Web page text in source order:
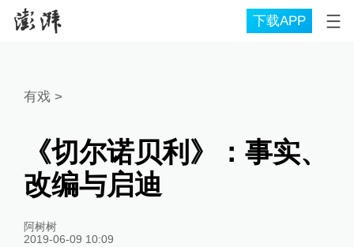
下载APP
有戏 >
《切尔诺贝利》：事实、
改编与启迪
阿树树
2019-06-09 10:09